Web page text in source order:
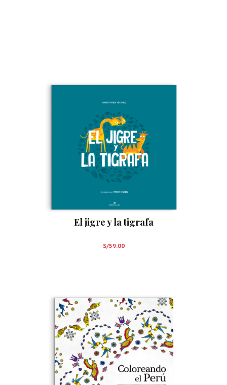
El jigre y la tigrafa
S/59.00